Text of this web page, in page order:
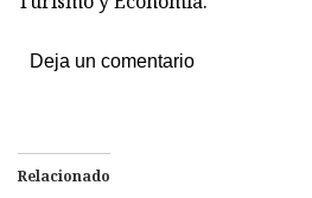
Deja un comentario
Relacionado